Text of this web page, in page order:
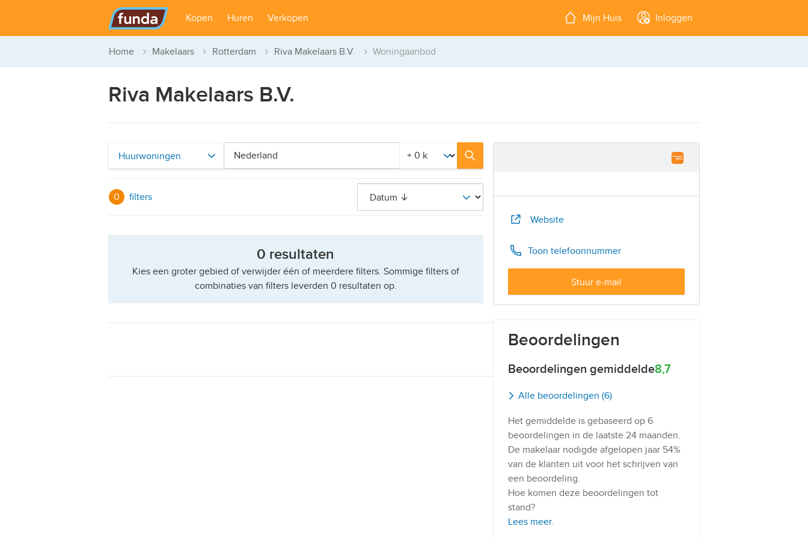
Hoofdmenu
Kopen
Huren Verkopen Mijn Huis Inloggen
Home Makelaars Rotterdam Riva Makelaars B.V. Woningaanbod
Riva Makelaars B.V.
Huurwoningen
[Straal]
0 filters
0 resultaten
Kies een groter gebied of verwijder één of meerdere filters. Sommige filters of
combinaties van filters leverden 0 resultaten op.
Website
Toon telefoonnummer
Stuur e-mail
Beoordelingen
Beoordelingen gemiddelde8,7
Alle beoordelingen (6)
Het gemiddelde is gebaseerd op 6
beoordelingen in de laatste 24 maanden.
De makelaar nodigde afgelopen jaar 54%
van de klanten uit voor het schrijven van
een beoordeling.
Hoe komen deze beoordelingen tot
stand?
Lees meer.